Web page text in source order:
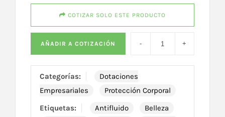
COTIZAR SOLO ESTE PRODUCTO
AÑADIR A COTIZACIÓN
Categorías:
Dotaciones
Empresariales
Protección Corporal
Etiquetas:
Antifluido
Belleza